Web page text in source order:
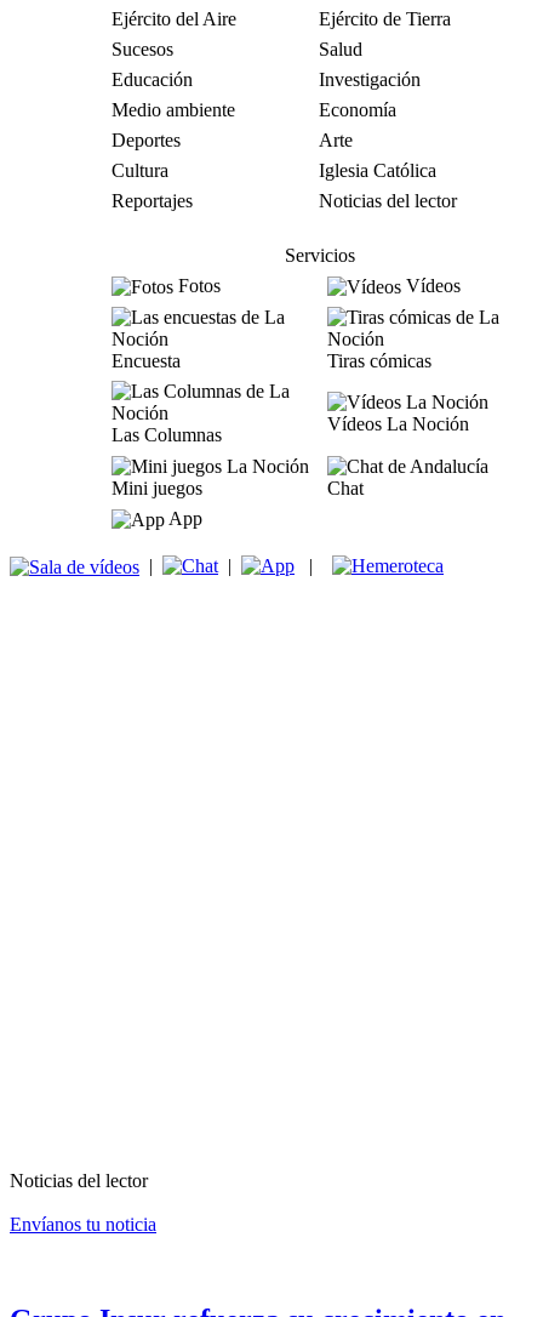
Ejército del Aire
Ejército de Tierra
Sucesos
Salud
Educación
Investigación
Medio ambiente
Economía
Deportes
Arte
Cultura
Iglesia Católica
Reportajes
Noticias del lector
Servicios
Fotos
Vídeos
Encuesta Tiras cómicas
Las Columnas
Vídeos La Noción
Mini juegos
Chat
App
| | |
Noticias del lector
Envíanos tu noticia